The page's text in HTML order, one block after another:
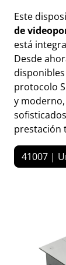
Este
de
está
Desde
protocolo
y
prestación
41007 |